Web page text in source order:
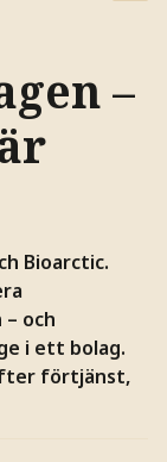
–
Bioarctic.
och
i ett bolag.
förtjänst,